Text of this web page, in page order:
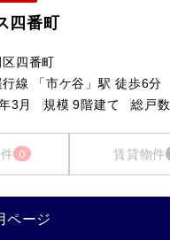
四番町
四番町
線 「市ケ谷」駅 徒歩6分
3月 規模 9階建て 総戸数
0 賃貸物件
ページ